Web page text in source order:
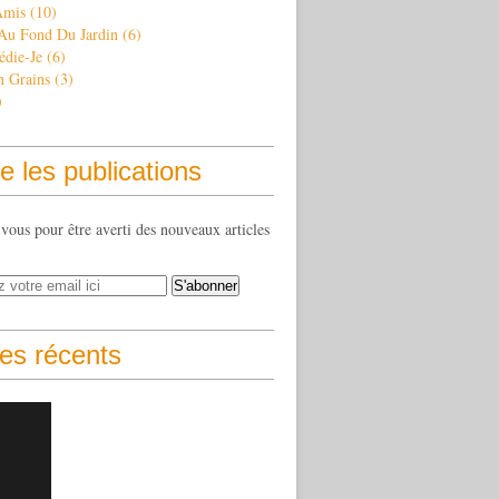
(10)
Fond Du Jardin (6)
Je (6)
Grains (3)
les publications
pour être averti des nouveaux articles
récents